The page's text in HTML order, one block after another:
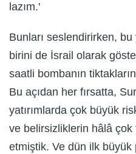
lazım.'
Bunları seslendirirken,
birini de İsrail olarak
saatli bombanın
Bu açıdan her fırsatta,
yatırımlarda çok büyük
ve belirsizliklerin hâlâ
etmiştik. Ve dün ilk büyük